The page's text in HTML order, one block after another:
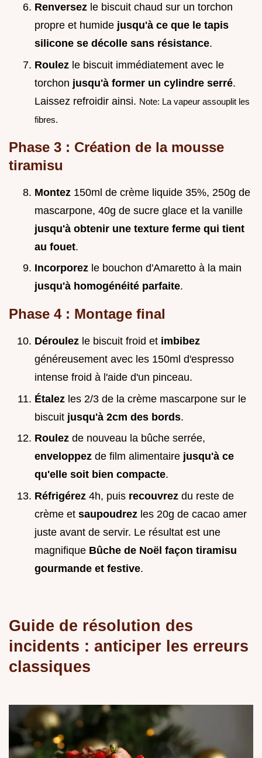
Renversez le biscuit chaud sur un torchon
propre et humide jusqu'à ce que le tapis
silicone se décolle sans résistance.
Roulez le biscuit immédiatement avec le
torchon jusqu'à former un cylindre serré.
Laissez refroidir ainsi. Note: La vapeur assouplit les
fibres.
Phase 3 : Création de la mousse
tiramisu
Montez 150ml de crème liquide 35%, 250g de
mascarpone, 40g de sucre glace et la vanille
jusqu'à obtenir une texture ferme qui tient
au fouet.
Incorporez le bouchon d'Amaretto à la main
jusqu'à homogénéité parfaite.
Phase 4 : Montage final
Déroulez le biscuit froid et imbibez
généreusement avec les 150ml d'espresso
intense froid à l'aide d'un pinceau.
Étalez les 2/3 de la crème mascarpone sur le
biscuit jusqu'à 2cm des bords.
Roulez de nouveau la bûche serrée,
enveloppez de film alimentaire jusqu'à ce
qu'elle soit bien compacte.
Réfrigérez 4h, puis recouvrez du reste de
crème et saupoudrez les 20g de cacao amer
juste avant de servir. Le résultat est une
magnifique Bûche de Noël façon tiramisu
gourmande et festive.
Guide de résolution des
incidents : anticiper les erreurs
classiques